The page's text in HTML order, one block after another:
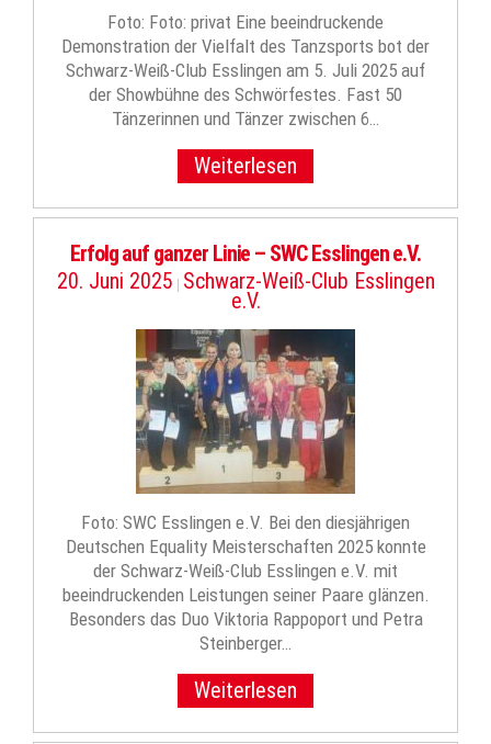
Foto: Foto: privat Eine beeindruckende
Demonstration der Vielfalt des Tanzsports bot der
Schwarz-Weiß-Club Esslingen am 5. Juli 2025 auf
der Showbühne des Schwörfestes. Fast 50
Tänzerinnen und Tänzer zwischen 6…
Weiterlesen
Erfolg auf ganzer Linie – SWC Esslingen e.V.
20. Juni 2025 | Schwarz-Weiß-Club Esslingen
e.V.
Foto: SWC Esslingen e.V. Bei den diesjährigen
Deutschen Equality Meisterschaften 2025 konnte
der Schwarz-Weiß-Club Esslingen e.V. mit
beeindruckenden Leistungen seiner Paare glänzen.
Besonders das Duo Viktoria Rappoport und Petra
Steinberger…
Weiterlesen